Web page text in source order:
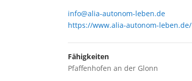
info@alia-autonom-leben.de
https://www.alia-autonom-leben.de/
Fähigkeiten
Pfaffenhofen an der Glonn